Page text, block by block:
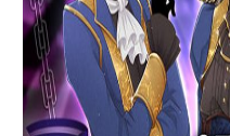
ギャラリー
グッズ・本
ギャラリー